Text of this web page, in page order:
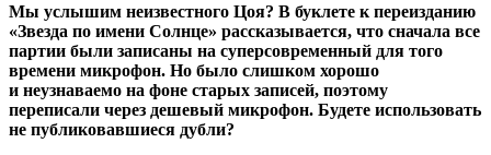
Мы услышим неизвестного Цоя? В буклете к переизданию
«Звезда по имени Солнце» рассказывается, что сначала все
партии были записаны на суперсовременный для того
времени микрофон. Но было слишком хорошо
и неузнаваемо на фоне старых записей, поэтому
переписали через дешевый микрофон. Будете использовать
не публиковавшиеся дубли?